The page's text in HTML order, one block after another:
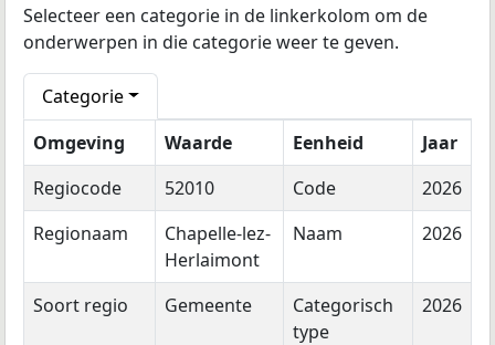
Selecteer een categorie in de linkerkolom om de
onderwerpen in die categorie weer te geven.
Categorie
Omgeving
Waarde Eenheid
Jaar
Regiocode
52010 Code
2026
Regionaam
Chapelle-lez-
Herlaimont
Naam 2026
Soort regio Gemeente
Categorisch
type
2026